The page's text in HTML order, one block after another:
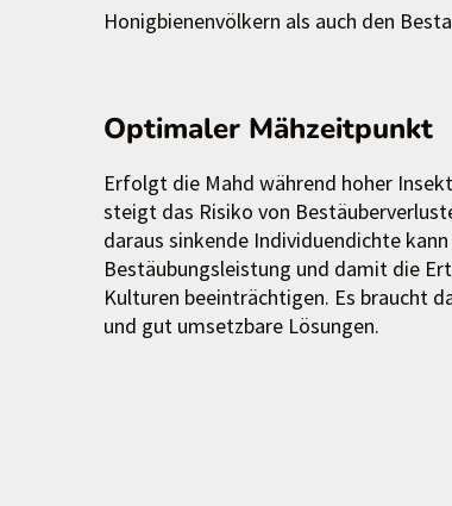
Honigbienenvölkern als auch den
Optimaler Mähzeitpunkt
Erfolgt die Mahd während hoher
steigt das Risiko von
daraus sinkende Individuendichte
Bestäubungsleistung und damit die
Kulturen beeinträchtigen. Es braucht
und gut umsetzbare Lösungen.